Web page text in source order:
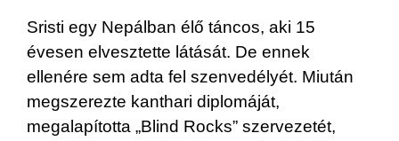
Sristi egy Nepálban élő táncos, aki 15
évesen elvesztette látását. De ennek
ellenére sem adta fel szenvedélyét. Miután
megszerezte kanthari diplomáját,
megalapította „Blind Rocks” szervezetét,